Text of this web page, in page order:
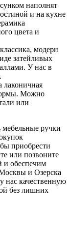
наполнят
и на кухне
цвета и
модерн
затейливых
У нас в
Можно
или
ручки
приобрести
или позвоните
и обеспечим
и Озерска
нас качественную
без лишних